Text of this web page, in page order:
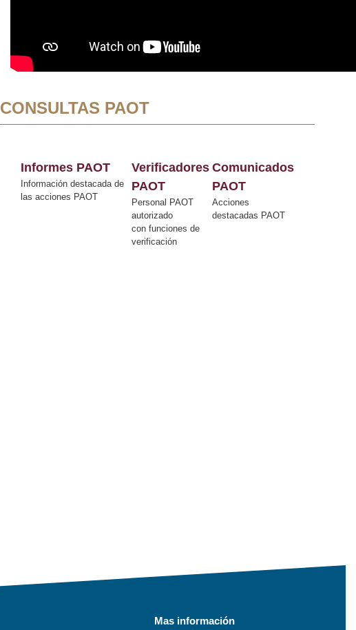
CONSULTAS PAOT
Informes PAOT
Información destacada de
las acciones PAOT
Verificadores
PAOT
Personal PAOT
autorizado
con funciones de
verificación
Comunicados
PAOT
Acciones
destacadas PAOT
Mas información